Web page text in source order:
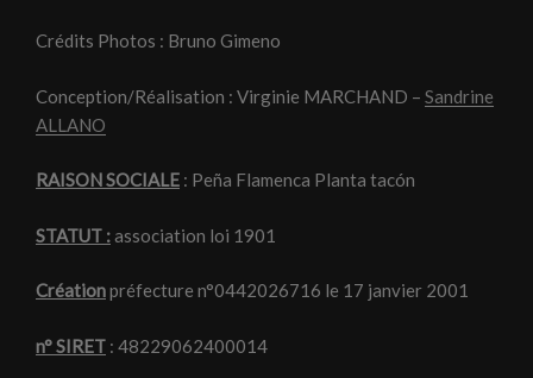
Crédits Photos : Bruno Gimeno
Conception/Réalisation : Virginie MARCHAND – Sandrine
ALLANO
RAISON SOCIALE : Peña Flamenca Planta tacón
STATUT :association loi 1901
Créationpréfecture n°0442026716 le 17 janvier 2001
n° SIRET : 48229062400014